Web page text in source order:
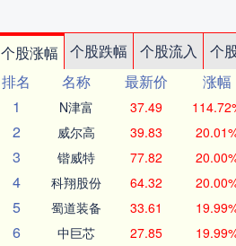
个股涨幅 个股跌幅 个股流入 个
排名
名称 最新价 涨幅
1
N津富 37.49
2 威尔高 39.83
3 锴威特 77.82
4 科翔股份 64.32
5 蜀道装备 33.61
6 中巨芯 27.85